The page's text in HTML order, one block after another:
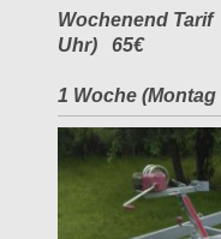
Wochenend Tarif
Uhr) 65€
1 Woche